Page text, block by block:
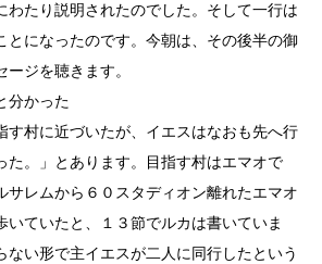
わたり説明されたのでした。そして一行は
とになったのです。今朝は、その後半の御
ジを聴きます。
分かった
す村に近づいたが、イエスはなおも先へ行
た。」とあります。目指す村はエマオで
サレムから６０スタディオン離れたエマオ
いていたと、１３節でルカは書いていま
ない形で主イエスが二人に同行したという